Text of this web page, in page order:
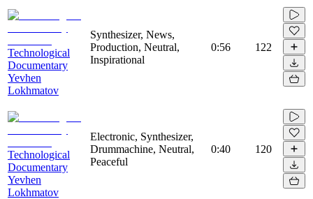
Technological
Documentary
Yevhen
Lokhmatov
Synthesizer, News,
Production, Neutral,
Inspirational
0:56 122
Technological
Documentary
Yevhen
Lokhmatov
Electronic, Synthesizer,
Drummachine, Neutral,
Peaceful
0:40 120